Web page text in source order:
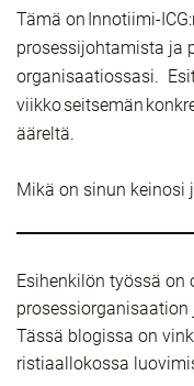
Tämä on Innotiimi-
prosessijohtamista ja
organisaatiossasi.
viikko seitsemän
ääreltä.
Mikä on sinun keinosi
Esihenkilön työssä on
Tässä blogissa on
ristiaallokossa